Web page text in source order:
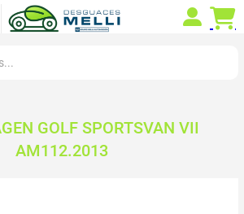
GOLF SPORTSVAN VII
AM112.2013